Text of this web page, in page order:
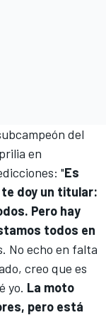
del
en
"Es
doy un titular:
Pero hay
todos en
No echo en falta
creo que es
yo. La moto
pero está